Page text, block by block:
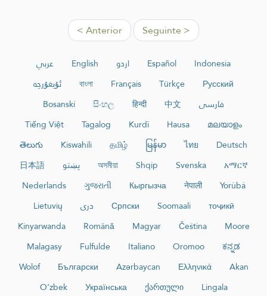
< Anterior Seguinte >
عربي English اردو Español
Indonesia
ئۇيغۇرچە
বাংলা Français Türkçe
Русский
Bosanski
සිංහල हिन्दी 中文
فارسی
Tiếng Việt
Tagalog Kurdî Hausa
മലയാളം
తెలుగు
Kiswahili தமிழ் မြန်မာ ไทย
Deutsch
日本語
پښتو অসমীয়া Shqip Svenska
አማርኛ
Nederlands
ગુજરાતી Кыргызча नेपाली
Yorùbá
Lietuvių
دری Српски Soomaali
тоҷикӣ
Kinyarwanda
Română Magyar Čeština
Moore
Malagasy
Fulfulde Italiano Oromoo
ಕನ್ನಡ
Wolof
Български Azərbaycan Ελληνικά
Akan
O‘zbek
Українська ქართული
Lingala